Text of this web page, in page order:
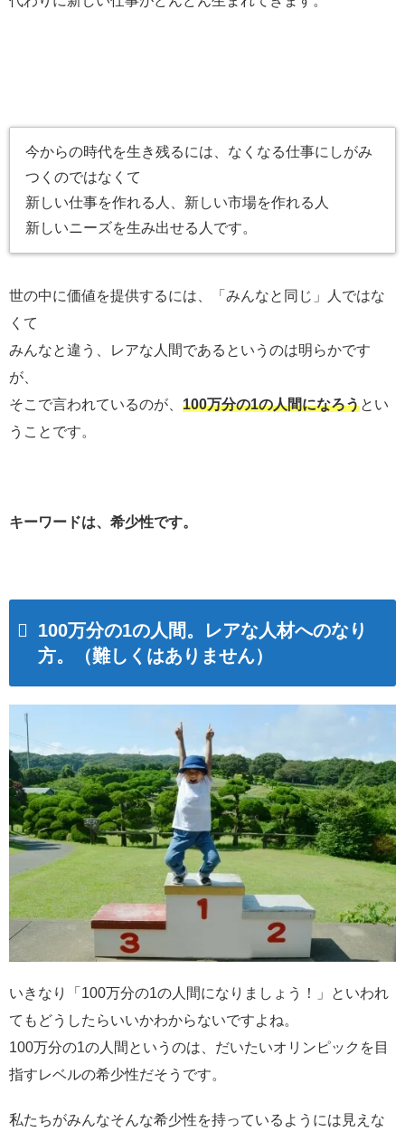
今からの時代を生き残るには、なくなる仕事にしがみ
つくのではなくて
新しい仕事を作れる人、新しい市場を作れる人
新しいニーズを生み出せる人です。
世の中に価値を提供するには、「みんなと同じ」人ではな
くて
みんなと違う、レアな人間であるというのは明らかです
が、
そこで言われているのが、 100万分の1の人間になろうとい
うことです。
キーワードは、希少性です。
100万分の1の人間。レアな人材へのなり
方。（難しくはありません）
いきなり「100万分の1の人間になりましょう！」といわれ
てもどうしたらいいかわからないですよね。
100万分の1の人間というのは、だいたいオリンピックを目
指すレベルの希少性だそうです。
私たちがみんなそんな希少性を持っているようには見えな